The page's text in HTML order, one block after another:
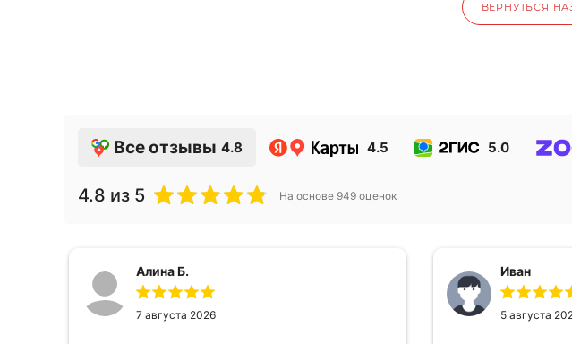
ВЕРНУТЬСЯ
Все отзывы 4.8 4.5 5.0
4.8 из 5 На основе 949 оценок
Алина Б.
7 августа 2026
Иван
5 августа